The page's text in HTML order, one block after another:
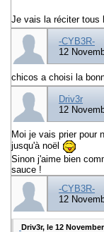
Je vais la réciter tous
-CYB3R-
12
chicos a choisi la
Driv3r
12
Moi je vais prier pour
jusqu'à noël
Sinon j'aime bien
sauce !
-CYB3R-
12
Driv3r, le 12